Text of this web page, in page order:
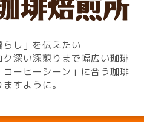
らし」を伝えたい
深い深煎りまで幅広い珈琲
ーヒーシーン」に合う珈琲
すように。